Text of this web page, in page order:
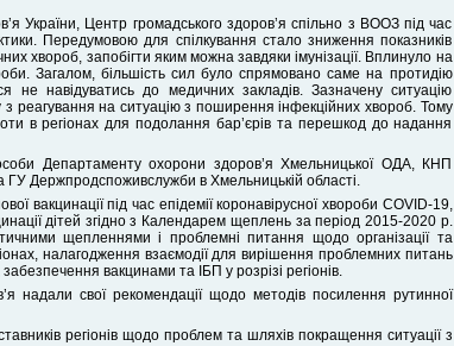
України, Центр громадського здоров’я спільно з ВООЗ під час
Передумовою для спілкування стало зниження показників
хвороб, запобігти яким можна завдяки імунізації. Вплинуло на
Загалом, більшість сил було спрямовано саме на протидію
не навідуватись до медичних закладів. Зазначену ситуацію
реагування на ситуацію з поширення інфекційних хвороб. Тому
в регіонах для подолання бар’єрів та перешкод до надання
Департаменту охорони здоров’я Хмельницької ОДА, КНП
ГУ Держпродспоживслужби в Хмельницькій області.
вакцинації під час епідемії коронавірусної хвороби COVID-19,
дітей згідно з Календарем щеплень за період 2015-2020 р.
щепленнями і проблемні питання щодо організації та
налагодження взаємодії для вирішення проблемних питань
вакцинами та ІБП у розрізі регіонів.
надали свої рекомендації щодо методів посилення рутинної
регіонів щодо проблем та шляхів покращення ситуації з